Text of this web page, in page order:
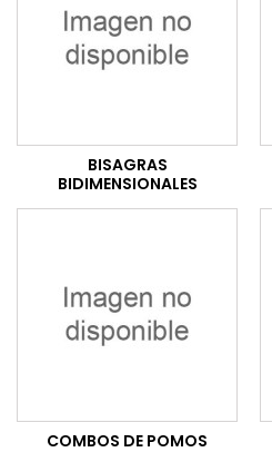
BISAGRAS
BIDIMENSIONALES
COMBOS DE POMOS